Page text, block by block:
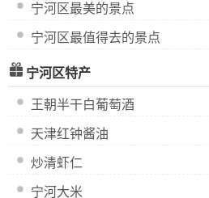
宁河区最美的景点
宁河区最值得去的景点
宁河区特产
王朝半干白葡萄酒
天津红钟酱油
炒清虾仁
宁河大米